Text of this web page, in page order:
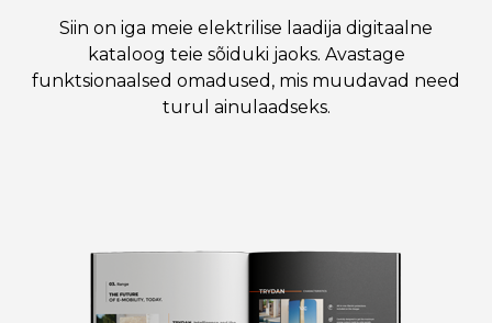
Siin on iga meie elektrilise laadija digitaalne
kataloog teie sõiduki jaoks. Avastage
funktsionaalsed omadused, mis muudavad need
turul ainulaadseks.